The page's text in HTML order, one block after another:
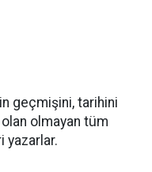
geçmişini, tarihini
olmayan tüm
yazarlar.